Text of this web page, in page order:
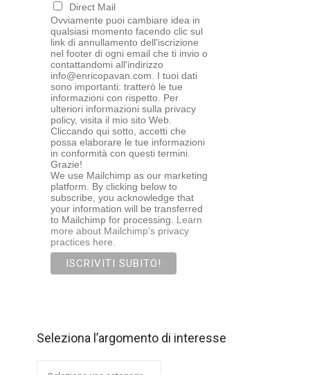
Direct Mail
Ovviamente puoi cambiare idea in
qualsiasi momento facendo clic sul
link di annullamento dell'iscrizione
nel footer di ogni email che ti invio o
contattandomi all'indirizzo
info@enricopavan.com. I tuoi dati
sono importanti: tratterò le tue
informazioni con rispetto. Per
ulteriori informazioni sulla privacy
policy, visita il mio sito Web.
Cliccando qui sotto, accetti che
possa elaborare le tue informazioni
in conformità con questi termini.
Grazie!
We use Mailchimp as our marketing
platform. By clicking below to
subscribe, you acknowledge that
your information will be transferred
to Mailchimp for processing. Learn
more about Mailchimp's privacy
practices here.
Seleziona l’argomento di interesse